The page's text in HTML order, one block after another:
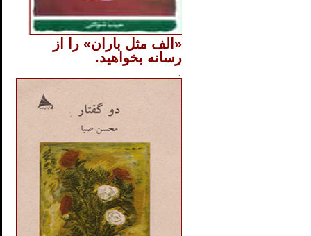
«الف مثل باران» را از
رسانه بخواهید.
.